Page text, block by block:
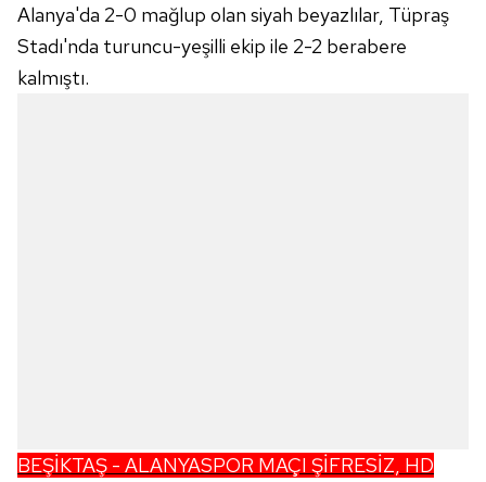
Alanya'da 2-0 mağlup olan siyah beyazlılar, Tüpraş
Stadı'nda turuncu-yeşilli ekip ile 2-2 berabere
kalmıştı.
BEŞİKTAŞ - ALANYASPOR MAÇI ŞİFRESİZ, HD